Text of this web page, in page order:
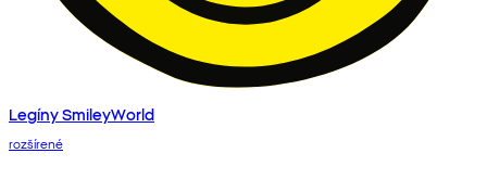
Legíny SmileyWorld
rozšírené